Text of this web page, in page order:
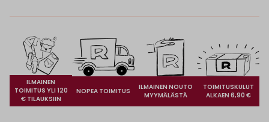
ILMAINEN
TOIMITUS YLI 120
€ TILAUKSIIN
NOPEA TOIMITUS
ILMAINEN NOUTO
MYYMÄLÄSTÄ
TOIMITUSKULUT
ALKAEN 6,90 €